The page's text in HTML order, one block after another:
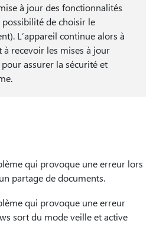
à jour des fonctionnalités
de choisir le
L’appareil continue alors à
recevoir les mises à jour
assurer la sécurité et
qui provoque une erreur lors
partage de documents.
qui provoque une erreur
sort du mode veille et active